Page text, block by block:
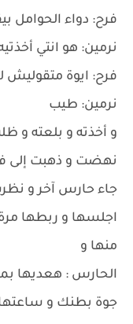
فرح: دواء الحوامل
نرمين: هو انتي
فرح: ايوة
نرمين: طيب
و أخذته و بلعته و
نهضت و ذهبت إلى
جاء حارس آخر و
اجلسها و ربطها
منها و
الحارس : هعديها
جوة بطنك و